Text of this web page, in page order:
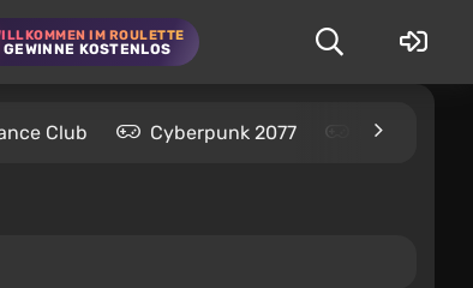
IM ROULETTE
GEWINNE KOSTENLOS
Club Cyberpunk 2077 Kingdom